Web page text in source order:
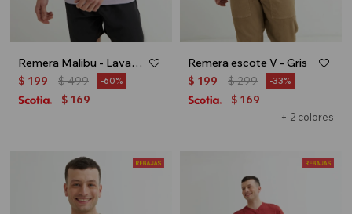
Remera Malibu - Lavanda
$ 199 $499 60
$ 169
Remera escote V - Gris
+ 2 colores
$ 199 $299 33
$ 169